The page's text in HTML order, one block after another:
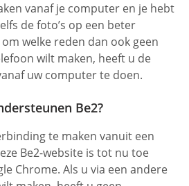
vanaf je computer en je hebt
de foto’s op een beter
welke reden dan ook geen
wilt maken, heeft u de
uw computer te doen.
Be2?
te maken vanuit een
Be2-website is tot nu toe
Chrome. Als u via een andere